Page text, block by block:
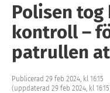
Polisen
kontroll –
patrullen
Publicerad 29 feb 2024, kl 16:15
(uppdaterad 29 feb 2024, kl